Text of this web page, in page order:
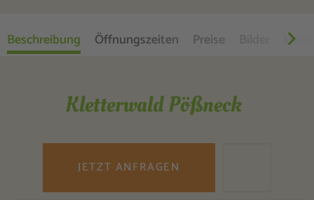
Beschreibung Öffnungszeiten Preise
Kletterwald Pößneck
JETZT ANFRAGEN